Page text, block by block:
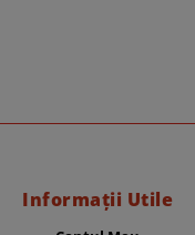
Informații Utile